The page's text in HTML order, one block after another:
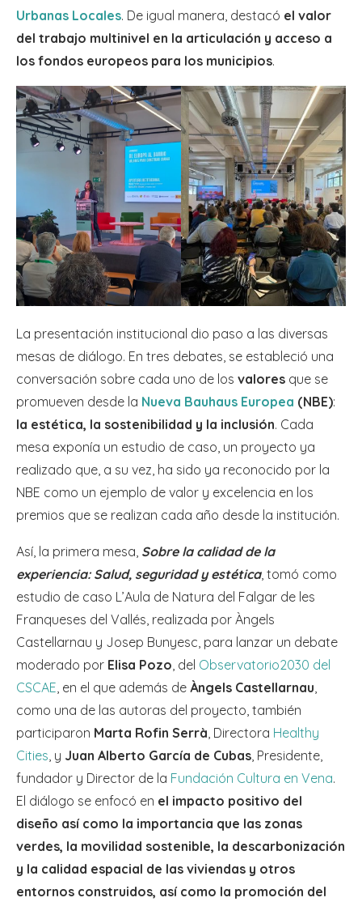
Urbanas Locales. De igual manera, destacó el valor
del trabajo multinivel en la articulación y acceso a
los fondos europeos para los municipios.
La presentación institucional dio paso a las diversas
mesas de diálogo. En tres debates, se estableció una
conversación sobre cada uno de los valores que se
promueven desde la Nueva Bauhaus Europea (NBE):
la estética, la sostenibilidad y la inclusión. Cada
mesa exponía un estudio de caso, un proyecto ya
realizado que, a su vez, ha sido ya reconocido por la
NBE como un ejemplo de valor y excelencia en los
premios que se realizan cada año desde la institución.
Así, la primera mesa, Sobre la calidad de la
experiencia: Salud, seguridad y estética, tomó como
estudio de caso L’Aula de Natura del Falgar de les
Franqueses del Vallés, realizada por Àngels
Castellarnau y Josep Bunyesc, para lanzar un debate
moderado por Elisa Pozo, del Observatorio2030 del
CSCAE, en el que además de Àngels Castellarnau,
como una de las autoras del proyecto, también
participaron Marta Rofin Serrà, Directora Healthy
Cities, y Juan Alberto García de Cubas, Presidente,
fundador y Director de la Fundación Cultura en Vena.
El diálogo se enfocó en el impacto positivo del
diseño así como la importancia que las zonas
verdes, la movilidad sostenible, la descarbonización
y la calidad espacial de las viviendas y otros
entornos construidos, así como la promoción del